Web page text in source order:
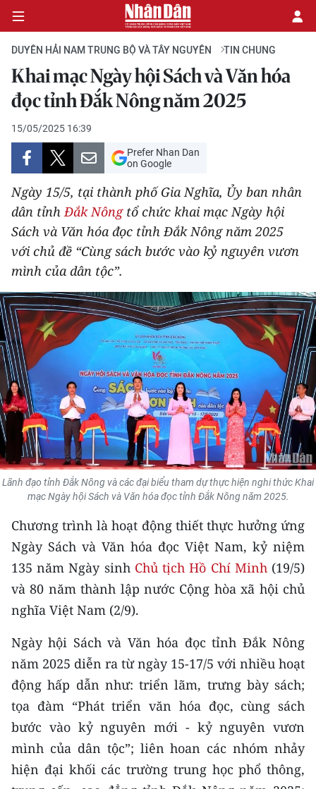
CHÍNH TRỊ
KINH TẾ
VĂN HÓA
XÃ HỘI
PHÁP LUẬT
DU LỊCH
THẾ GIỚI
THỂ THAO
GIÁO DỤC
Y TẾ
KHOA HỌC - CÔNG NGHỆ
MÔI TRƯỜNG
BẠN ĐỌC
KIỂM CHỨNG THÔNG TIN
TRI THỨC CHUYÊN SÂU
54 DÂN TỘC VIỆT NAM
CHƯƠNG TRÌNH OCOP - MỖI XÃ
MỘT SẢN PHẨM
RADIO
MEDIA CENTER
E-Magazine
DUYÊN HẢI NAM TRUNG BỘ VÀ TÂY NGUYÊN TIN CHUNG
Khai mạc Ngày hội Sách và Văn hóa
đọc tỉnh Đắk Nông năm 2025
15/05/2025 16:39
Prefer Nhan Dan
on Google
Ngày 15/5, tại thành phố Gia Nghĩa, Ủy ban nhân
dân tỉnhĐắk Nôngtổ chức khai mạc Ngày hội
Sách và Văn hóa đọc tỉnh Đắk Nông năm 2025
với chủ đề “Cùng sách bước vào kỷ nguyên vươn
mình của dân tộc”.
Lãnh đạo tỉnh Đắk Nông và các đại biểu tham dự thực hiện nghi thức Khai
mạc Ngày hội Sách và Văn hóa đọc tỉnh Đắk Nông năm 2025.
Chương trình là hoạt động thiết thực hưởng ứng
Ngày Sách và Văn hóa đọc Việt Nam, kỷ niệm
135 năm Ngày sinh Chủ tịch Hồ Chí Minh(19/5)
và 80 năm thành lập nước Cộng hòa xã hội chủ
nghĩa Việt Nam (2/9).
Ngày hội Sách và Văn hóa đọc tỉnh Đắk Nông
năm 2025 diễn ra từ ngày 15-17/5 với nhiều hoạt
động hấp dẫn như: triển lãm, trưng bày sách;
tọa đàm “Phát triển văn hóa đọc, cùng sách
bước vào kỷ nguyên mới - kỷ nguyên vươn
mình của dân tộc”; liên hoan các nhóm nhảy
hiện đại khối các trường trung học phổ thông,